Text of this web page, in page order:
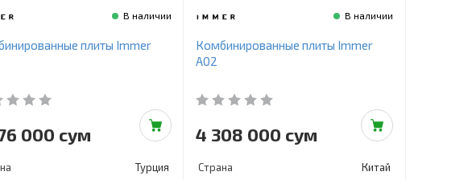
В наличии
плиты Immer
000 сум
Турция
В наличии
Комбинированные плиты Immer
A02
4 308 000 сум
Страна
Китай